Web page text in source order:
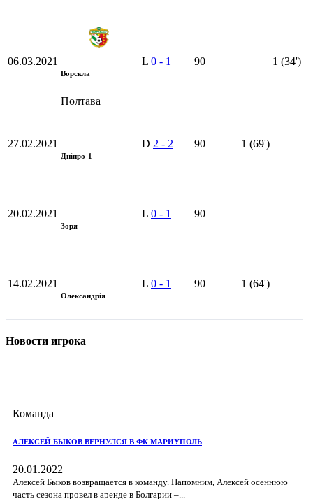
06.03.2021
Ворскла
Полтава
L 0 - 1 90 1 (34')
27.02.2021
Дніпро-1
D 2 - 2 90 1 (69')
20.02.2021
Зоря
L 0 - 1 90
14.02.2021
Олександрія
L 0 - 1 90 1 (64')
Новости игрока
Команда
АЛЕКСЕЙ БЫКОВ ВЕРНУЛСЯ В ФК МАРИУПОЛЬ
20.01.2022
Алексей Быков возвращается в команду. Напомним, Алексей осеннюю
часть сезона провел в аренде в Болгарии –...